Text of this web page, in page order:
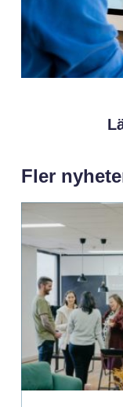
Fler